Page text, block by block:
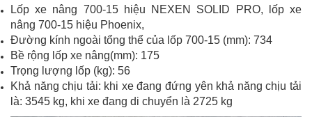
Lốp xe nâng 700-15 hiệu NEXEN SOLID PRO, lốp xe
nâng 700-15 hiệu Phoenix,
Đường kính ngoài tổng thể của lốp 700-15 (mm): 734
Bề rộng lốp xe nâng(mm): 175
Trọng lượng lốp (kg): 56
Khả năng chịu tải: khi xe đang đứng yên khả năng chịu tải
là: 3545 kg, khi xe đang di chuyển là 2725 kg